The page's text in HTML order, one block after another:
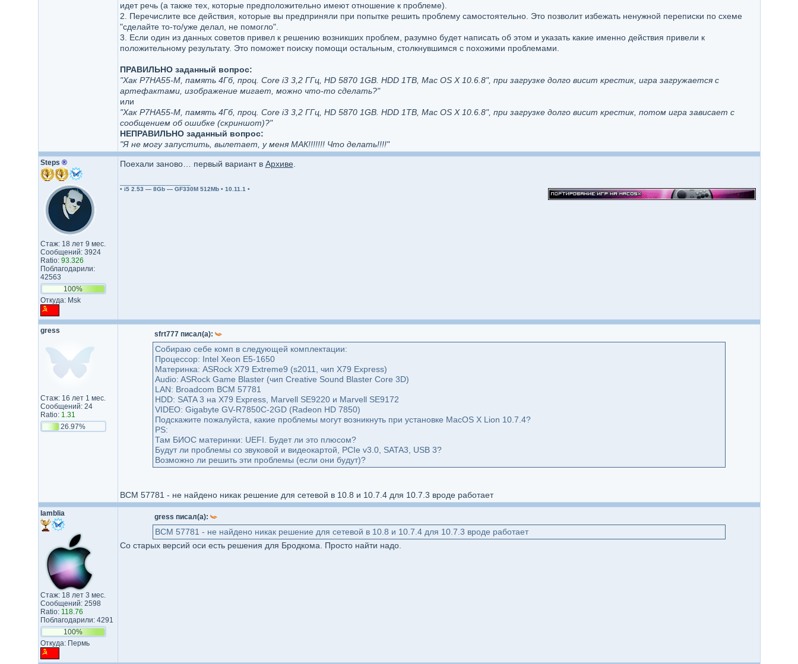
идет речь (а также тех, которые предположительно имеют отношение к проблеме).
2. Перечислите все действия, которые вы предприняли при попытке решить проблему самостоятельно. Это позволит избежать ненужной переписки по схеме
"сделайте то-то/уже делал, не помогло".
3. Если один из данных советов привел к решению возникших проблем, разумно будет написать об этом и указать какие именно действия привели к
положительному результату. Это поможет поиску помощи остальным, столкнувшимся с похожими проблемами.
ПРАВИЛЬНО заданный вопрос:
"Хак P7HA55-M, память 4Гб, проц. Core i3 3,2 ГГц, HD 5870 1GB. HDD 1TB, Mac OS X 10.6.8", при загрузке долго висит крестик, игра загружается с
артефактами, изображение мигает, можно что-то сделать?"
или
"Хак P7HA55-M, память 4Гб, проц. Core i3 3,2 ГГц, HD 5870 1GB. HDD 1TB, Mac OS X 10.6.8", при загрузке долго висит крестик, потом игра зависает с
сообщением об ошибке (скриншот)?"
НЕПРАВИЛЬНО заданный вопрос:
"Я не могу запустить, вылетает, у меня МАК!!!!!!! Что делать!!!!"
Steps ®
Стаж: 18 лет 9 мес.
Сообщений: 3924
Ratio: 93.326
Поблагодарили:
42563
100%
Откуда: Msk
Поехали заново… первый вариант в Архиве.
• i5 2.53 — 8Gb — GF330M 512Mb • 10.11.1 •
gress
Стаж: 16 лет 1 мес.
Сообщений: 24
Ratio: 1.31
26.97%
sfrt777 писал(а):
Собираю себе комп в следующей комплектации:
Процессор: Intel Xeon E5-1650
Материнка: ASRock X79 Extreme9 (s2011, чип X79 Express)
Audio: ASRock Game Blaster (чип Creative Sound Blaster Core 3D)
LAN: Broadcom BCM 57781
HDD: SATA 3 на X79 Express, Marvell SE9220 и Marvell SE9172
VIDEO: Gigabyte GV-R7850C-2GD (Radeon HD 7850)
Подскажите пожалуйста, какие проблемы могут возникнуть при установке MacOS X Lion 10.7.4?
PS:
Там БИОС материнки: UEFI. Будет ли это плюсом?
Будут ли проблемы со звуковой и видеокартой, PCIe v3.0, SATA3, USB 3?
Возможно ли решить эти проблемы (если они будут)?
BCM 57781 - не найдено никак решение для сетевой в 10.8 и 10.7.4 для 10.7.3 вроде работает
lamblia
Стаж: 18 лет 3 мес.
Сообщений: 2598
Ratio: 118.76
Поблагодарили: 4291
100%
Откуда: Пермь
gress писал(а):
BCM 57781 - не найдено никак решение для сетевой в 10.8 и 10.7.4 для 10.7.3 вроде работает
Со старых версий оси есть решения для Бродкома. Просто найти надо.